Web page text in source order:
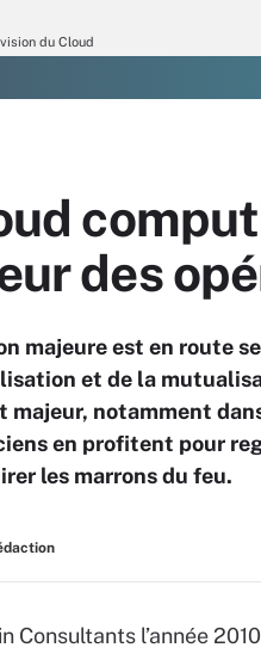
du Cloud
des
majeure est en route
et de la
majeur, notamment
en profitent pour
les marrons du feu.
Consultants l’année